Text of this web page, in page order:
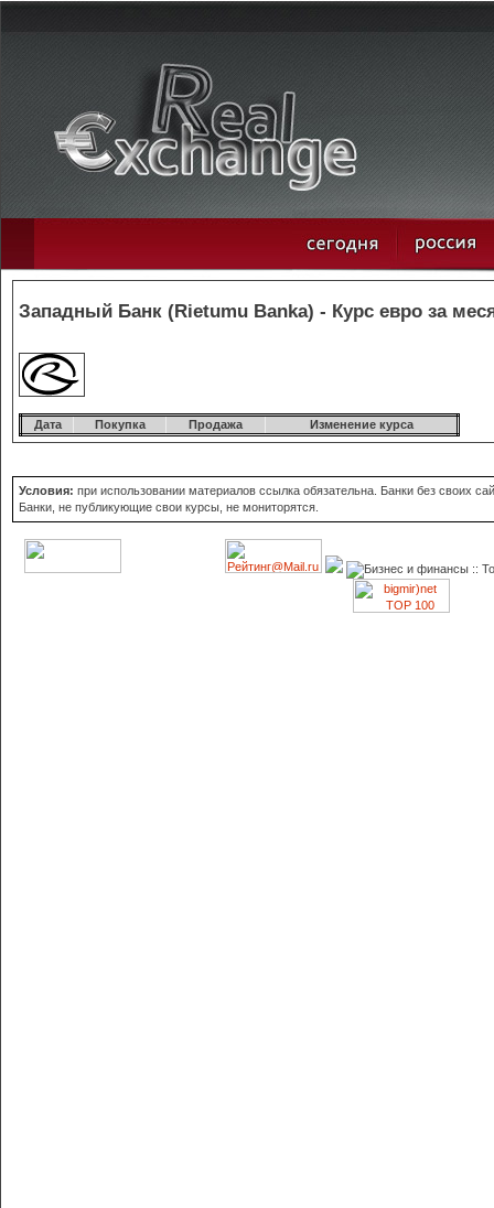
Западный Банк (Rietumu Banka) - Курс евро за
Дата Покупка Продажа Изменение курса
Условия: при использовании материалов ссылка обязательна. Банки без своих
Банки, не публикующие свои курсы, не мониторятся.